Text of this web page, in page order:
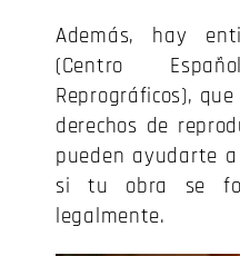
Además, hay
(Centro
Reprográficos),
derechos de
pueden ayudarte
si tu obra se
legalmente.